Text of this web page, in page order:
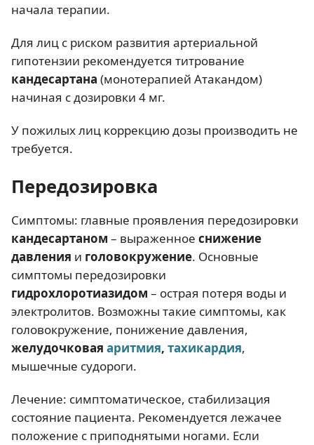
начала терапии.
Для лиц с риском развития артериальной
гипотензии рекомендуется титрование
кандесартана (монотерапией Атакандом)
начиная с дозировки 4 мг.
У пожилых лиц коррекцию дозы производить не
требуется.
Передозировка
Симптомы: главные проявления передозировки
кандесартаном – выраженное снижение
давления и головокружение. Основные
симптомы передозировки
гидрохлоротиазидом – острая потеря воды и
электролитов. Возможны такие симптомы, как
головокружение, понижение давления,
желудочковая аритмия, тахикардия,
мышечные судороги.
Лечение: симптоматическое, стабилизация
состояние пациента. Рекомендуется лежачее
положение с приподнятыми ногами. Если